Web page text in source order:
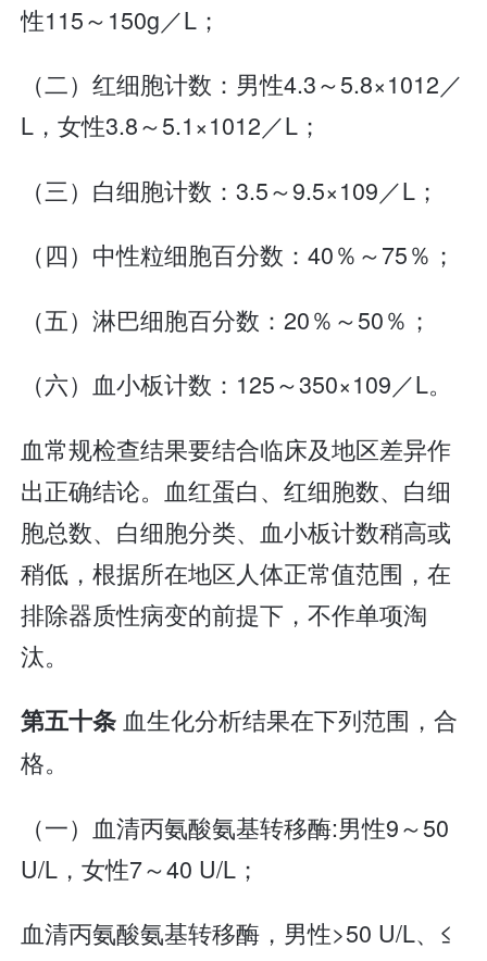
性115～150g／L；
（二）红细胞计数：男性4.3～5.8×1012／
L，女性3.8～5.1×1012／L；
（三）白细胞计数：3.5～9.5×109／L；
（四）中性粒细胞百分数：40％～75％；
（五）淋巴细胞百分数：20％～50％；
（六）血小板计数：125～350×109／L。
血常规检查结果要结合临床及地区差异作
出正确结论。血红蛋白、红细胞数、白细
胞总数、白细胞分类、血小板计数稍高或
稍低，根据所在地区人体正常值范围，在
排除器质性病变的前提下，不作单项淘
汰。
第五十条血生化分析结果在下列范围，合
格。
（一）血清丙氨酸氨基转移酶:男性9～50
U/L，女性7～40 U/L；
血清丙氨酸氨基转移酶，男性>50 U/L、≤